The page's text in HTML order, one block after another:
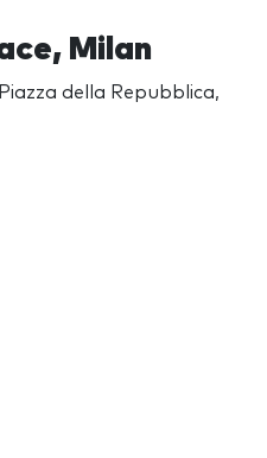
Milan
della Repubblica,